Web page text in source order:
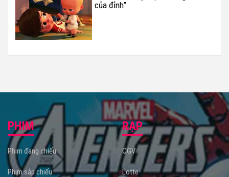
của đỉnh”
PHIM
Phim đang chiếu
Phim sắp chiếu
RẠP
CGV
Lotte